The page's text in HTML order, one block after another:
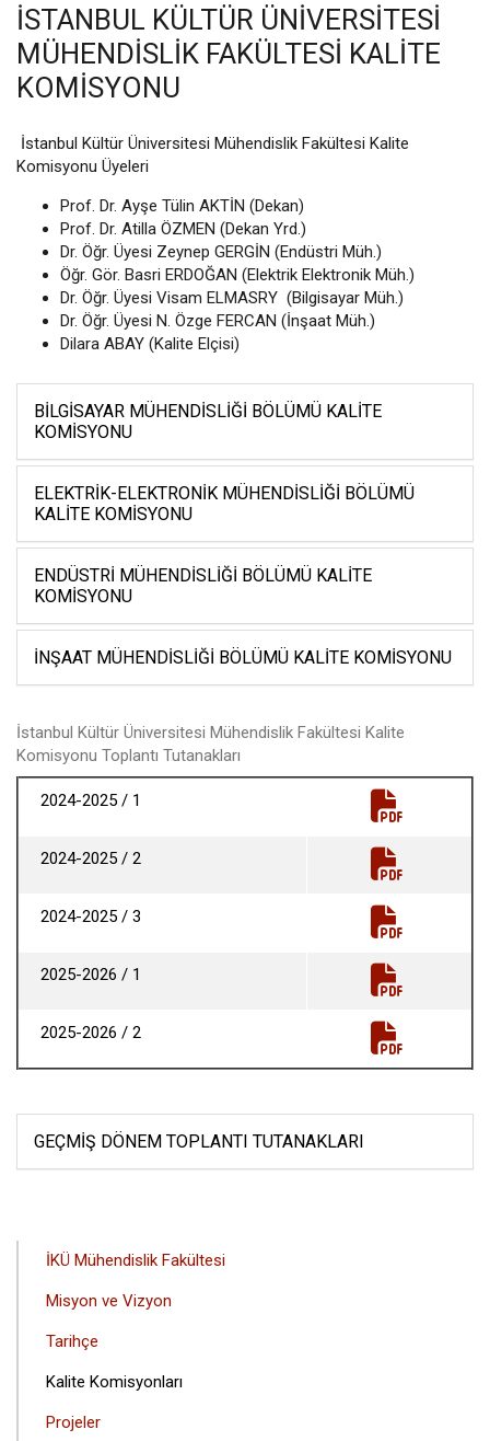
İSTANBUL KÜLTÜR ÜNIVERSITESI
MÜHENDISLIK FAKÜLTESI KALITE
KOMISYONU
İstanbul Kültür Üniversitesi Mühendislik Fakültesi Kalite
Komisyonu Üyeleri
Prof. Dr. Ayşe Tülin AKTİN (Dekan)
Prof. Dr. Atilla ÖZMEN (Dekan Yrd.)
Dr. Öğr. Üyesi Zeynep GERGİN (Endüstri Müh.)
Öğr. Gör. Basri ERDOĞAN (Elektrik Elektronik Müh.)
Dr. Öğr. Üyesi Visam ELMASRY (Bilgisayar Müh.)
Dr. Öğr. Üyesi N. Özge FERCAN (İnşaat Müh.)
Dilara ABAY (Kalite Elçisi)
BILGISAYAR MÜHENDISLIĞI BÖLÜMÜ KALITE
KOMISYONU
ELEKTRIK-ELEKTRONIK MÜHENDISLIĞI BÖLÜMÜ
KALITE KOMISYONU
ENDÜSTRI MÜHENDISLIĞI BÖLÜMÜ KALITE
KOMISYONU
İNŞAAT MÜHENDISLIĞI BÖLÜMÜ KALITE KOMISYONU
İstanbul Kültür Üniversitesi Mühendislik Fakültesi Kalite
Komisyonu Toplantı Tutanakları
2024-2025 / 1
2024-2025 / 2
2024-2025 / 3
2025-2026 / 1
2025-2026 / 2
GEÇMIŞ DÖNEM TOPLANTI TUTANAKLARI
ANA
MENÜSÜ
İKÜ Mühendislik Fakültesi
Misyon ve Vizyon
Tarihçe
Kalite Komisyonları
Projeler